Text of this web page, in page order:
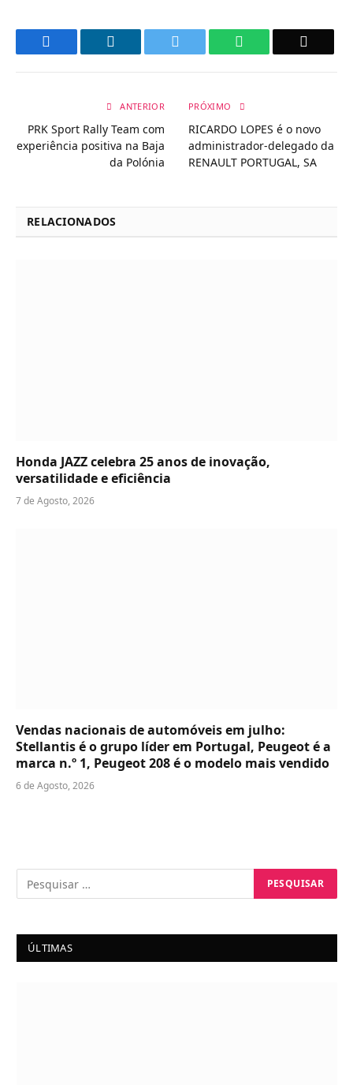
WhatsApp
ANTERIOR
PRK Sport Rally Team com
experiência positiva na Baja
da Polónia
PRÓXIMO
RICARDO LOPES é o novo
administrador-delegado da
RENAULT PORTUGAL, SA
RELACIONADOS
Honda JAZZ celebra 25 anos de inovação,
versatilidade e eficiência
7 de Agosto, 2026
Vendas nacionais de automóveis em julho:
Stellantis é o grupo líder em Portugal, Peugeot é a
marca n.º 1, Peugeot 208 é o modelo mais vendido
6 de Agosto, 2026
ÚLTIMAS